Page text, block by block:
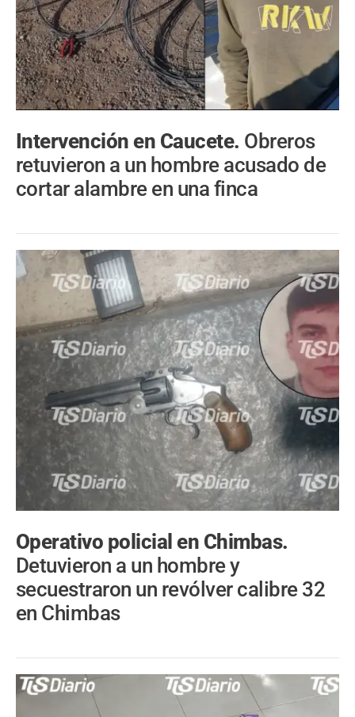
Intervención en Caucete. Obreros
retuvieron a un hombre acusado de
cortar alambre en una finca
Operativo policial en Chimbas.
Detuvieron a un hombre y
secuestraron un revólver calibre 32
en Chimbas